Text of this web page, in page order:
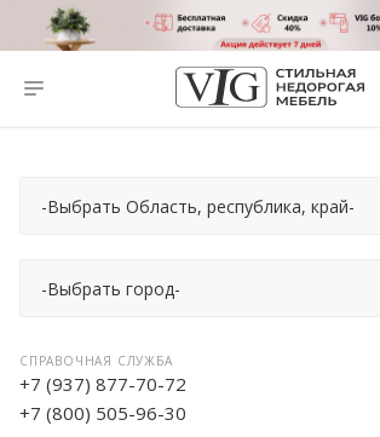
СПРАВОЧНАЯ СЛУЖБА
+7 (937) 877-70-72
+7 (800) 505-96-30